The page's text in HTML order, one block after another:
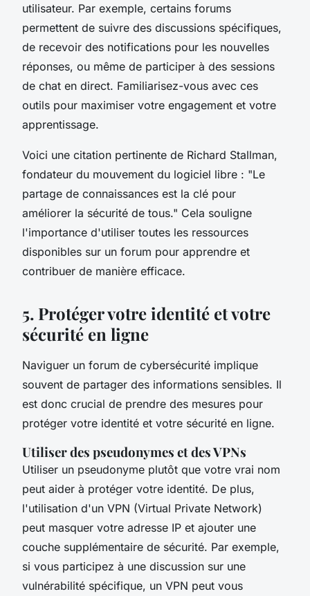
utilisateur. Par exemple, certains forums
permettent de suivre des discussions spécifiques,
de recevoir des notifications pour les nouvelles
réponses, ou même de participer à des sessions
de chat en direct. Familiarisez-vous avec ces
outils pour maximiser votre engagement et votre
apprentissage.
Voici une citation pertinente de Richard Stallman,
fondateur du mouvement du logiciel libre : "Le
partage de connaissances est la clé pour
améliorer la sécurité de tous." Cela souligne
l'importance d'utiliser toutes les ressources
disponibles sur un forum pour apprendre et
contribuer de manière efficace.
5. Protéger votre identité et votre
sécurité en ligne
Naviguer un forum de cybersécurité implique
souvent de partager des informations sensibles. Il
est donc crucial de prendre des mesures pour
protéger votre identité et votre sécurité en ligne.
Utiliser des pseudonymes et des VPNs
Utiliser un pseudonyme plutôt que votre vrai nom
peut aider à protéger votre identité. De plus,
l'utilisation d'un VPN (Virtual Private Network)
peut masquer votre adresse IP et ajouter une
couche supplémentaire de sécurité. Par exemple,
si vous participez à une discussion sur une
vulnérabilité spécifique, un VPN peut vous